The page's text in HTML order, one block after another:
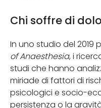
Chi soffre di
In uno studio del 2019
of Anaesthesia, i
studi che hanno
miriade di fattori di
psicologici e socio-
persistenza o la